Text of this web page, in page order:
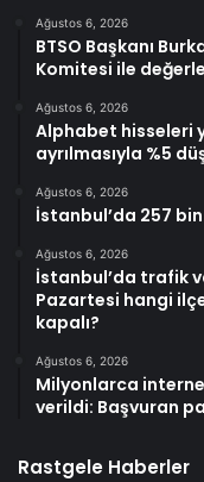
Ağustos 6, 2026
BTSO Başkanı
Komitesi ile
Ağustos 6, 2026
Alphabet hisseleri
ayrılmasıyla %5
Ağustos 6, 2026
İstanbul’da 257
Ağustos 6, 2026
İstanbul’da trafik
Pazartesi hangi
kapalı?
Ağustos 6, 2026
Milyonlarca
verildi: Başvuran
Rastgele Haberler